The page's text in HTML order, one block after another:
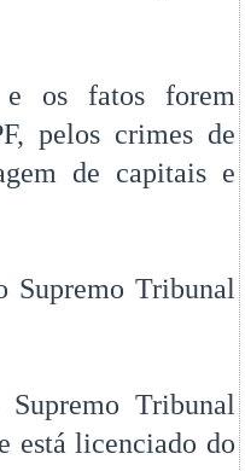
e os fatos forem
pelos crimes de
de capitais e
Supremo Tribunal
Tribunal
está licenciado do